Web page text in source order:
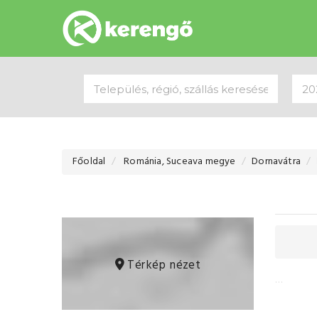
Főoldal Románia, Suceava megye Dornavátra
Térkép nézet
…